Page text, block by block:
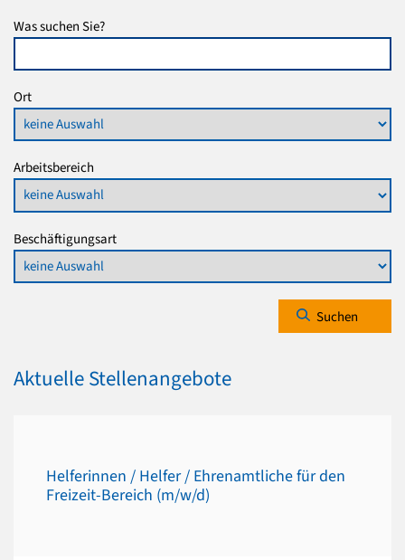
Was suchen Sie?
Ort
Arbeitsbereich
Beschäftigungsart
Suchen
Aktuelle Stellenangebote
Helferinnen / Helfer / Ehrenamtliche für den
Freizeit-Bereich (m/w/d)